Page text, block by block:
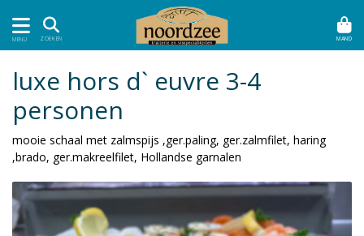
MENU ZOEKEN MAND
luxe hors d` euvre 3-4
personen
mooie schaal met zalmspijs ,ger.paling, ger.zalmfilet, haring
,brado, ger.makreelfilet, Hollandse garnalen